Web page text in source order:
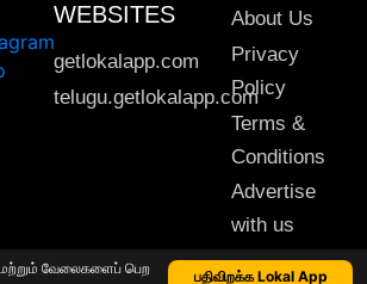
வேலைகளைப் பெற
பதிவிறக்க Lokal App
WEBSITES
getlokalapp.com
telugu.getlokalapp.com
About Us
Privacy
Policy
Terms &
Conditions
Advertise
with us
Sitemap
material may not be published, transmitted, rewritten or redistributed. © 2020 Lokal App. All rights reserved.